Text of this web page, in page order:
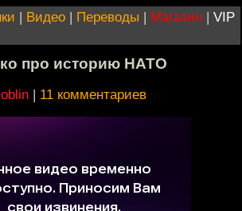
| Видео | Переводы | Магазин | VIP
про историю НАТО
| 11 комментариев